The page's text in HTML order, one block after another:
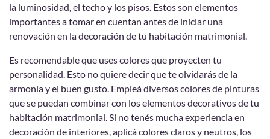
la luminosidad, el techo y los pisos. Estos son elementos
importantes a tomar en cuentan antes de iniciar una
renovación en la decoración de tu habitación matrimonial.
Es recomendable que uses colores que proyecten tu
personalidad. Esto no quiere decir que te olvidarás de la
armonía y el buen gusto. Empleá diversos colores de pinturas
que se puedan combinar con los elementos decorativos de tu
habitación matrimonial. Si no tenés mucha experiencia en
decoración de interiores, aplicá colores claros y neutros, los